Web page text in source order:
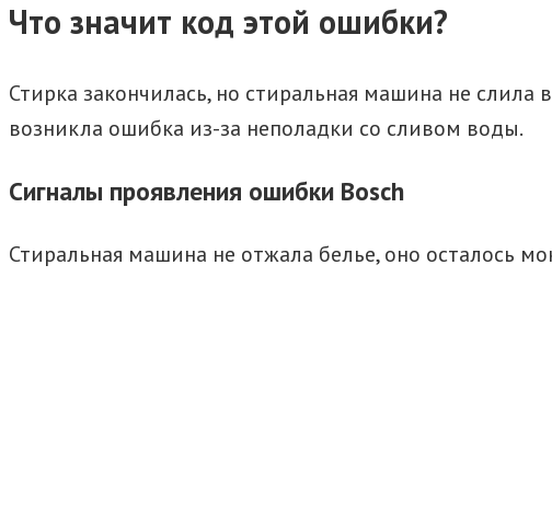
Что значит код этой ошибки?
Стирка закончилась, но стиральная машина не
возникла ошибка из-за неполадки со сливом воды.
Сигналы проявления ошибки Bosсh
Стиральная машина не отжала белье, оно осталось